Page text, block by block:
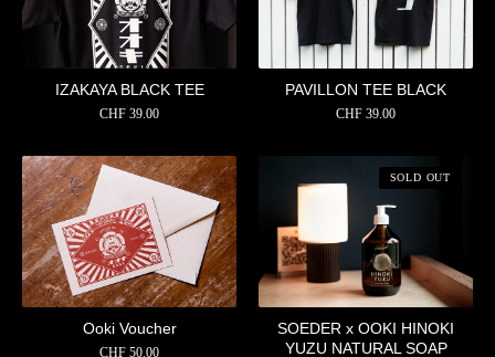
IZAKAYA BLACK TEE
CHF 39.00
PAVILLON TEE BLACK
CHF 39.00
Ooki Voucher
CHF 50.00
SOEDER x OOKI HINOKI
YUZU NATURAL SOAP
SOLD OUT